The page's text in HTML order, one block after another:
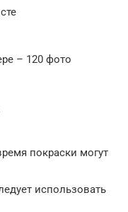
– 120 фото
покраски могут
использовать